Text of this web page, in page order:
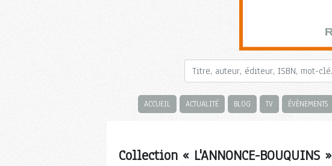
ACCUEIL ACTUALITÉ BLOG TV ÉVÈNEMENTS
Collection « L'ANNONCE-BOUQUINS »